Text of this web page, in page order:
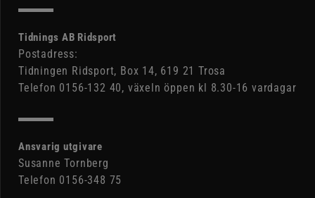
Tidnings AB Ridsport
Postadress:
Tidningen Ridsport, Box 14, 619 21 Trosa
Telefon 0156-132 40, växeln öppen kl 8.30-16 vardagar
Ansvarig utgivare
Susanne Tornberg
Telefon 0156-348 75